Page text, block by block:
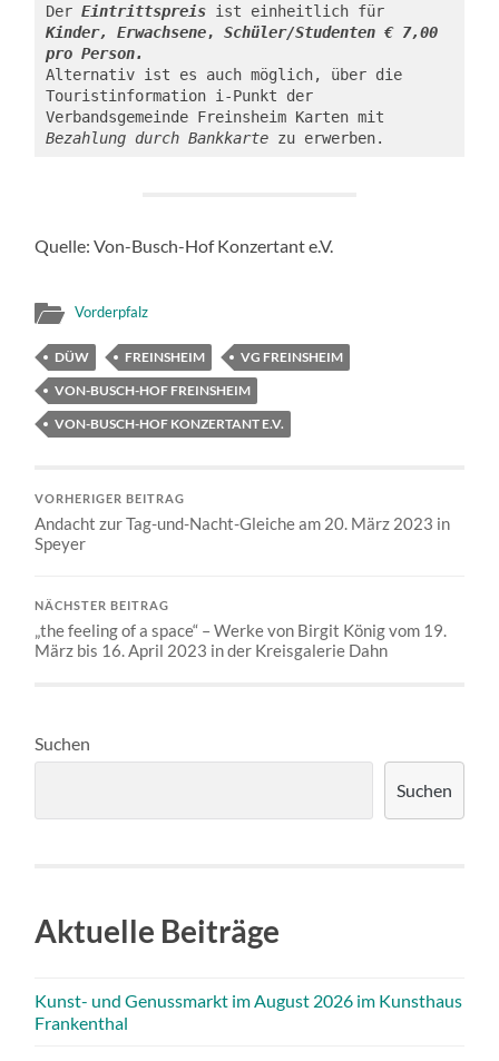
Der Eintrittspreis
ist einheitlich für
Kinder,
Erwachsene,
Schüler/Studenten € 7,00
pro Person.
Alternativ ist es auch möglich, über die
Touristinformation i-Punkt der
Bezahlung durch Bankkarte zu erwerben.
Quelle: Von-Busch-Hof Konzertant e.V.
Vorderpfalz
DÜW FREINSHEIM
VG FREINSHEIM
VON-BUSCH-HOF FREINSHEIM
VON-BUSCH-HOF KONZERTANT E.V.
VORHERIGER BEITRAG
Andacht zur Tag-und-Nacht-Gleiche am 20. März 2023 in
Speyer
NÄCHSTER BEITRAG
„the feeling of a space“ – Werke von Birgit König vom 19.
März bis 16. April 2023 in der Kreisgalerie Dahn
Suchen
Suchen
Aktuelle Beiträge
Kunst- und Genussmarkt im August 2026 im Kunsthaus
Frankenthal